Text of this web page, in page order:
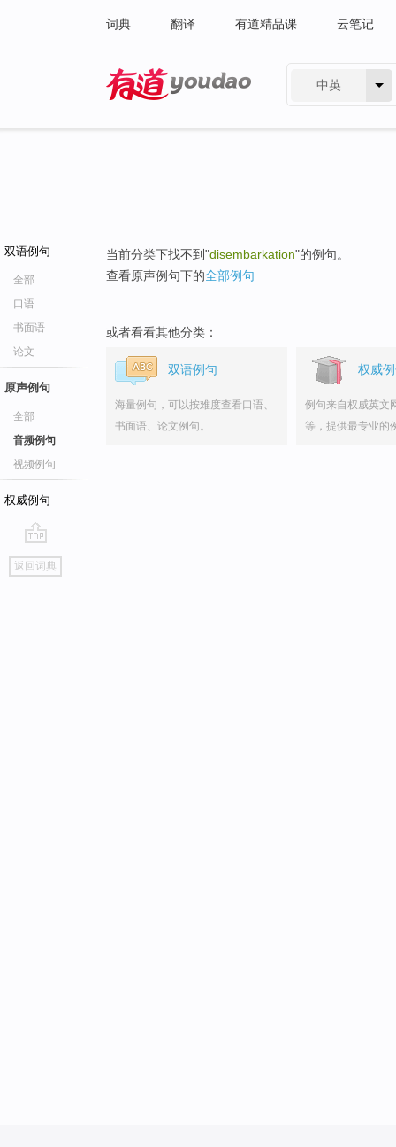
词典 翻译 有道精品课 云笔记
中英
双语例句
全部
口语
书面语
论文
原声例句
全部
音频例句
视频例句
权威例句
go
top
返回词典
当前分类下找不到"disembarkation"的例句。
查看原声例句下的全部例句
或者看看其他分类：
双语例句
海量例句，可以按难度查看口语、
书面语、论文例句。
权威
例句来自权威英文
等，提供最专业的